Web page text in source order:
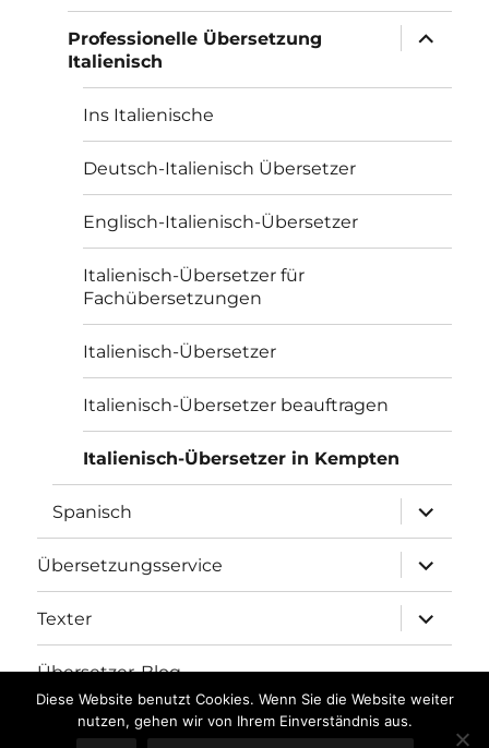
Professionelle Übersetzung
Italienisch
öffnen
Ins Italienische
Deutsch-Italienisch Übersetzer
Englisch-Italienisch-Übersetzer
Italienisch-Übersetzer für
Fachübersetzungen
Italienisch-Übersetzer
Italienisch-Übersetzer beauftragen
Italienisch-Übersetzer in Kempten
Spanisch
öffnen
Übersetzungsservice
öffnen
Texter
öffnen
Übersetzer-Blog
Übersetzungsbüro fh-translations.com Stolz präsentiert
Diese Website benutzt Cookies. Wenn Sie die Website weiter
nutzen, gehen wir von Ihrem Einverständnis aus.